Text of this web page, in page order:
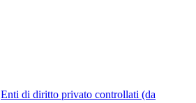
Enti di diritto privato controllati (da